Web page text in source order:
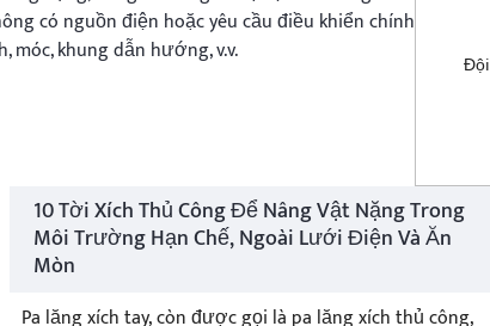
Đội
có nguồn điện hoặc yêu cầu điều khiển chính
móc, khung dẫn hướng, v.v.
10 Tời Xích Thủ Công Để Nâng Vật Nặng Trong
Môi Trường Hạn Chế, Ngoài Lưới Điện Và Ăn
Mòn
Pa lăng xích tay, còn được gọi là pa lăng xích thủ công,